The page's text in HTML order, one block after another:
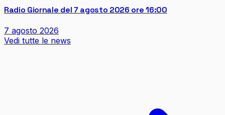
Radio Giornale del 7 agosto 2026 ore 16:00
7 agosto 2026
Vedi tutte le news